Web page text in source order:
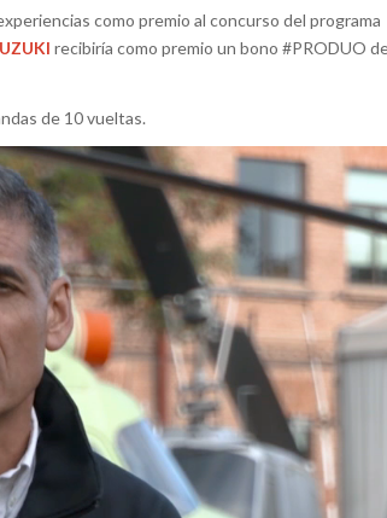
como premio al concurso del programa
recibiría como premio un bono #PRODUO
de 10 vueltas.